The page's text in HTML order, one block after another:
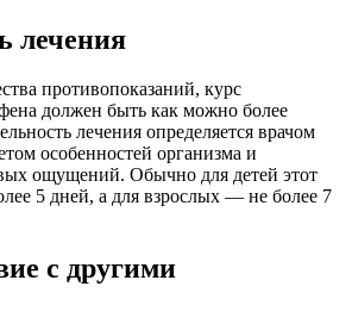
лечения
противопоказаний, курс
должен быть как можно более
лечения определяется врачом
особенностей организма и
ощущений. Обычно для детей этот
5 дней, а для взрослых — не более 7
с другими